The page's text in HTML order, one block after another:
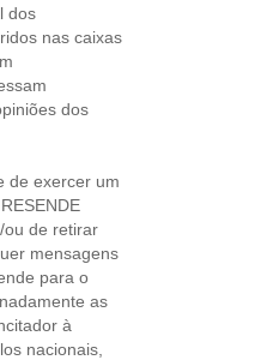
dos
nas caixas
dos
de exercer um
ou de retirar
mensagens
para o
as
à
nacionais,